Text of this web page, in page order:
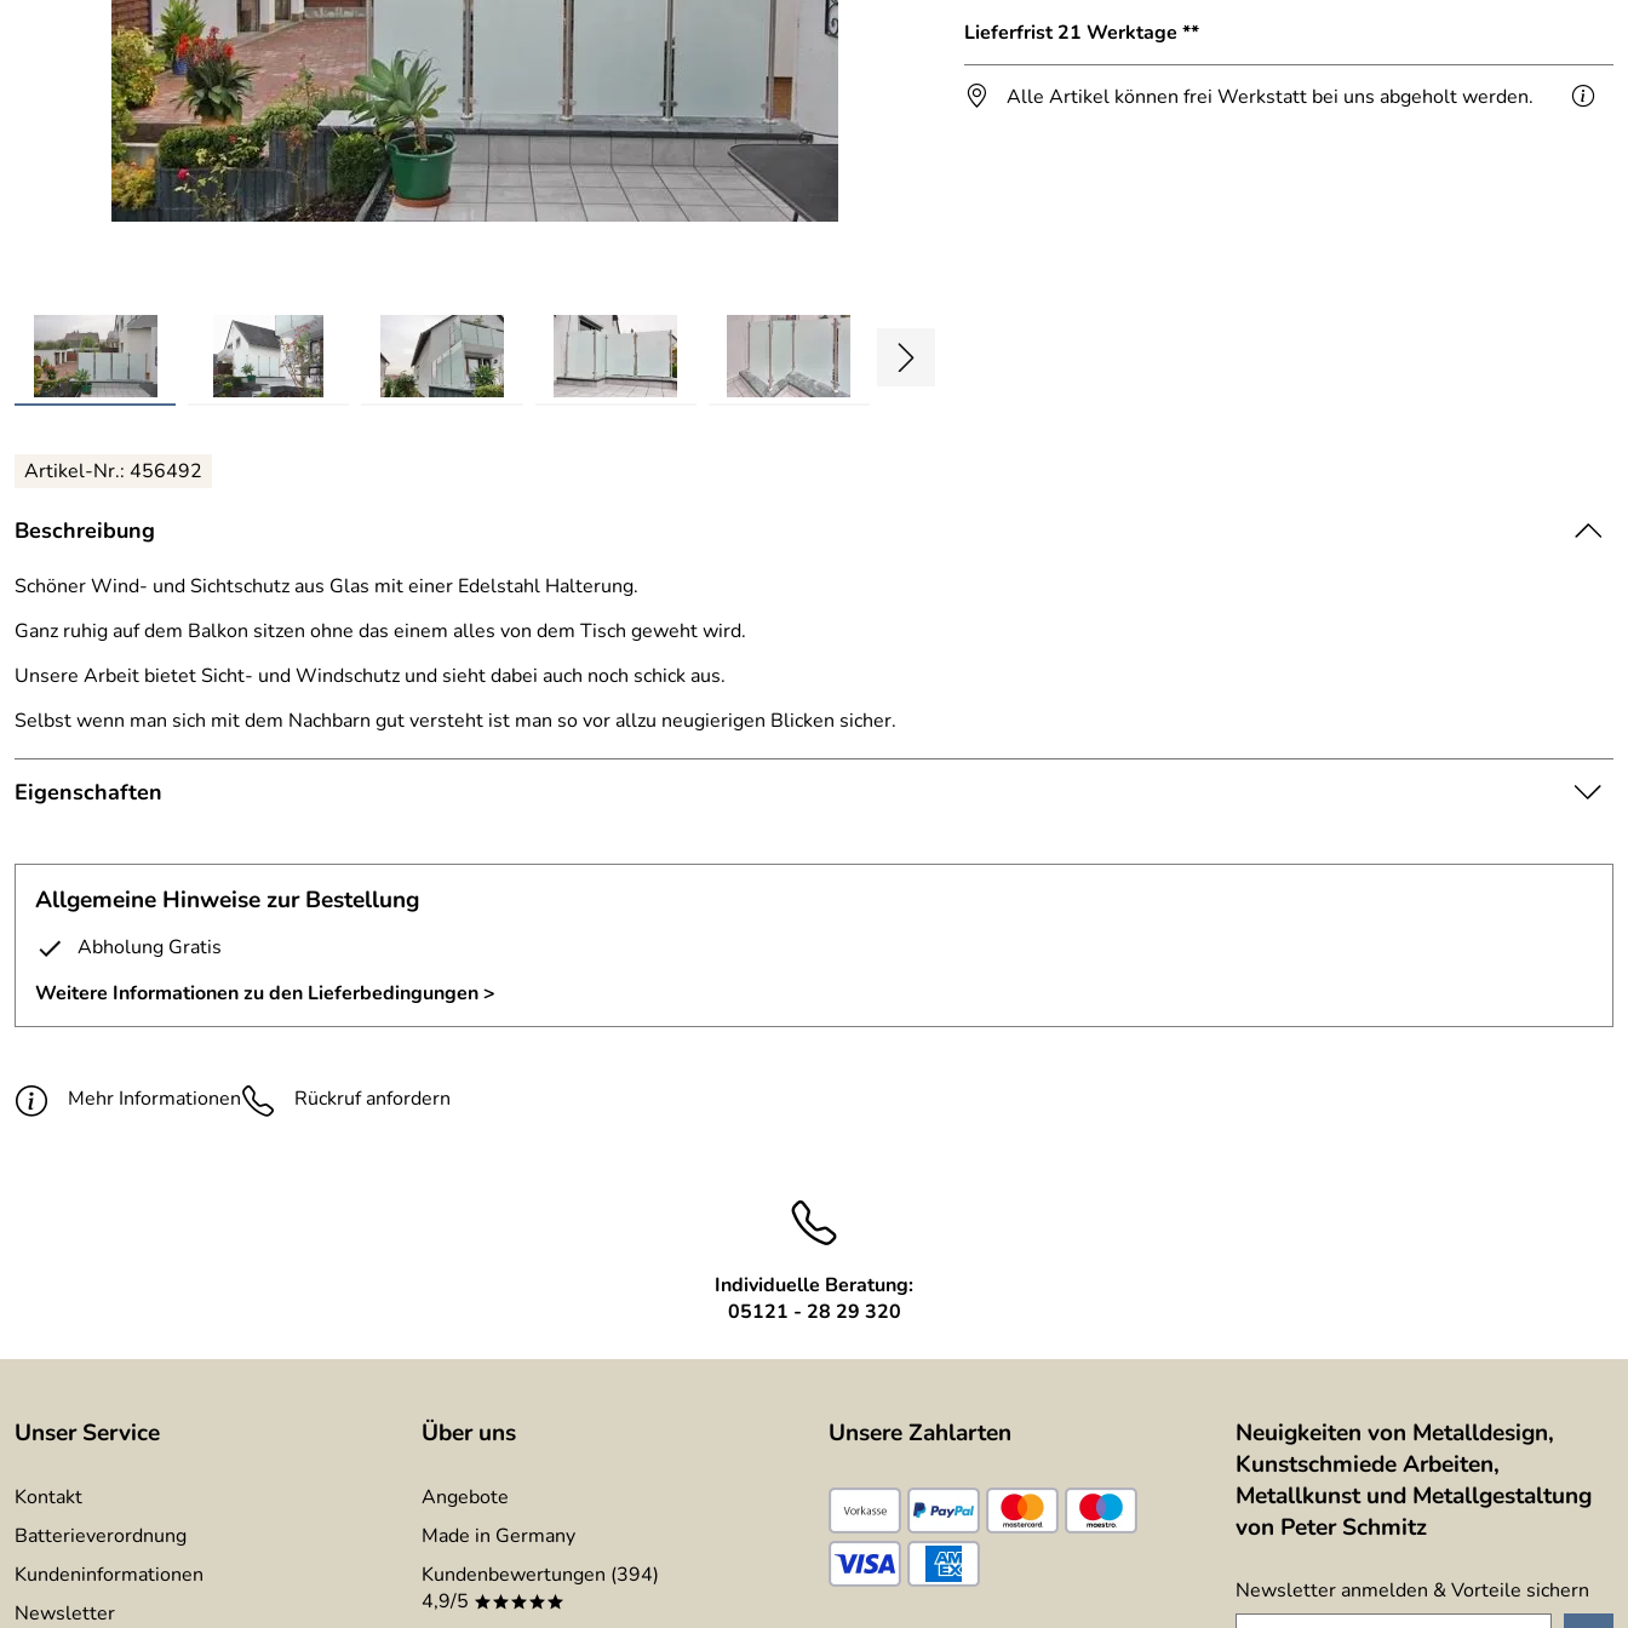
Lieferfrist 21 Werktage **
Alle Artikel können frei Werkstatt bei uns abgeholt werden.
Artikel-Nr.: 456492
Beschreibung
Schöner Wind- und Sichtschutz aus Glas mit einer Edelstahl Halterung.
Ganz ruhig auf dem Balkon sitzen ohne das einem alles von dem Tisch geweht wird.
Unsere Arbeit bietet Sicht- und Windschutz und sieht dabei auch noch schick aus.
Selbst wenn man sich mit dem Nachbarn gut versteht ist man so vor allzu neugierigen Blicken sicher.
Eigenschaften
Pfosten:
Edelstahlrohr D=42mm; V2A
Glashalter:
Zinkdruckguß im Edelstahlfinish
Verglasung:
VSG 8mm aus 2x4m ESG, matt. Folie
Allgemeine Hinweise zur Bestellung
Abholung Gratis
Weitere Informationen zu den Lieferbedingungen >
Mehr Informationen Rückruf anfordern
Individuelle Beratung:
05121 - 28 29 320
Unser Service
Kontakt
Batterieverordnung
Kundeninformationen
Newsletter
Über uns
Angebote
Made in Germany
Kundenbewertungen (394)
4,9/5 *****
Unsere Zahlarten
Neuigkeiten von Metalldesign,
Kunstschmiede Arbeiten,
Metallkunst und Metallgestaltung
von Peter Schmitz
Newsletter anmelden & Vorteile sichern